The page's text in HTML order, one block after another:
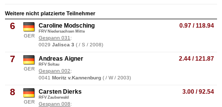
Weitere nicht platzierte Teilnehmer
6
GER
0.97 / 118.94
Caroline Modsching
FRV Niedersachsen Mitte
Gespann 031 :
0029 Jalisca 3 ( / S / 2008)
7
GER
2.44 / 121.87
Andreas Aigner
RFV Soltau
Gespann 002:
0041 Moritz v.Kannenburg ( / W / 2003)
8
GER
3.00 / 92.54
Carsten Dierks
RFV Zauberwald
Gespann 008: